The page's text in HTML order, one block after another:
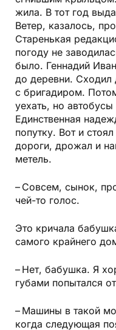
жила. В тот год
Ветер, казалось,
Старенькая
погоду не
было. Геннадий
до деревни. Сходил
с бригадиром.
уехать, но
Единственная
попутку. Вот и
дороги, дрожал и
метель.
– Совсем, сынок,
чей-то голос.
Это кричала
самого крайнего
– Нет, бабушка. Я
губами попытался
– Машины в такой
когда следующая